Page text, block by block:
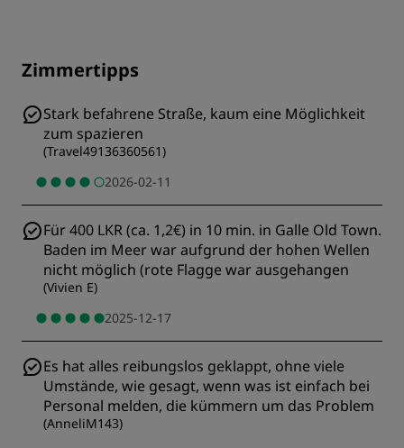
Zimmertipps
Stark befahrene Straße, kaum eine Möglichkeit
zum spazieren
(Travel49136360561)
2026-02-11
Für 400 LKR (ca. 1,2€) in 10 min. in Galle Old Town.
Baden im Meer war aufgrund der hohen Wellen
nicht möglich (rote Flagge war ausgehangen
(Vivien E)
2025-12-17
Es hat alles reibungslos geklappt, ohne viele
Umstände, wie gesagt, wenn was ist einfach bei
Personal melden, die kümmern um das Problem
(AnneliM143)